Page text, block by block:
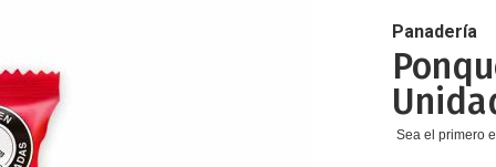
Panadería
Sea el primero